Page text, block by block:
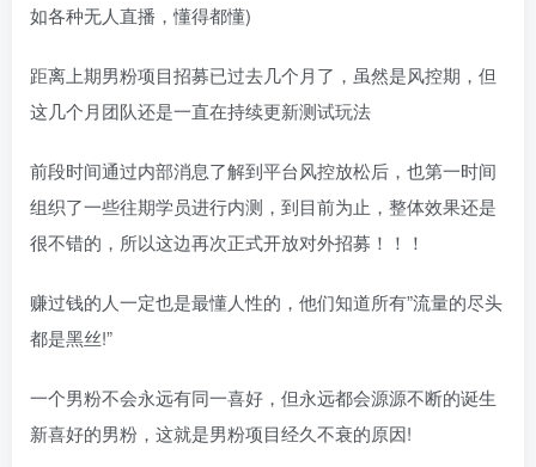
如各种无人直播，懂得都懂)
距离上期男粉项目招募已过去几个月了，虽然是风控期，但
这几个月团队还是一直在持续更新测试玩法
前段时间通过内部消息了解到平台风控放松后，也第一时间
组织了一些往期学员进行内测，到目前为止，整体效果还是
很不错的，所以这边再次正式开放对外招募！！！
赚过钱的人一定也是最懂人性的，他们知道所有”流量的尽头
都是黑丝!”
一个男粉不会永远有同一喜好，但永远都会源源不断的诞生
新喜好的男粉，这就是男粉项目经久不衰的原因!